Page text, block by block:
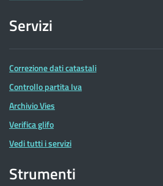
Servizi
Correzione dati catastali
Controllo partita Iva
Archivio Vies
Verifica glifo
Vedi tutti i servizi
Strumenti